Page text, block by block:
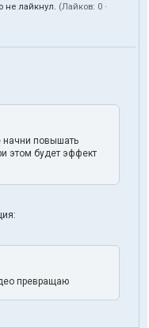
не лайкнул. (Лайков: 0 ·
начни повышать
этом будет эффект
превращаю